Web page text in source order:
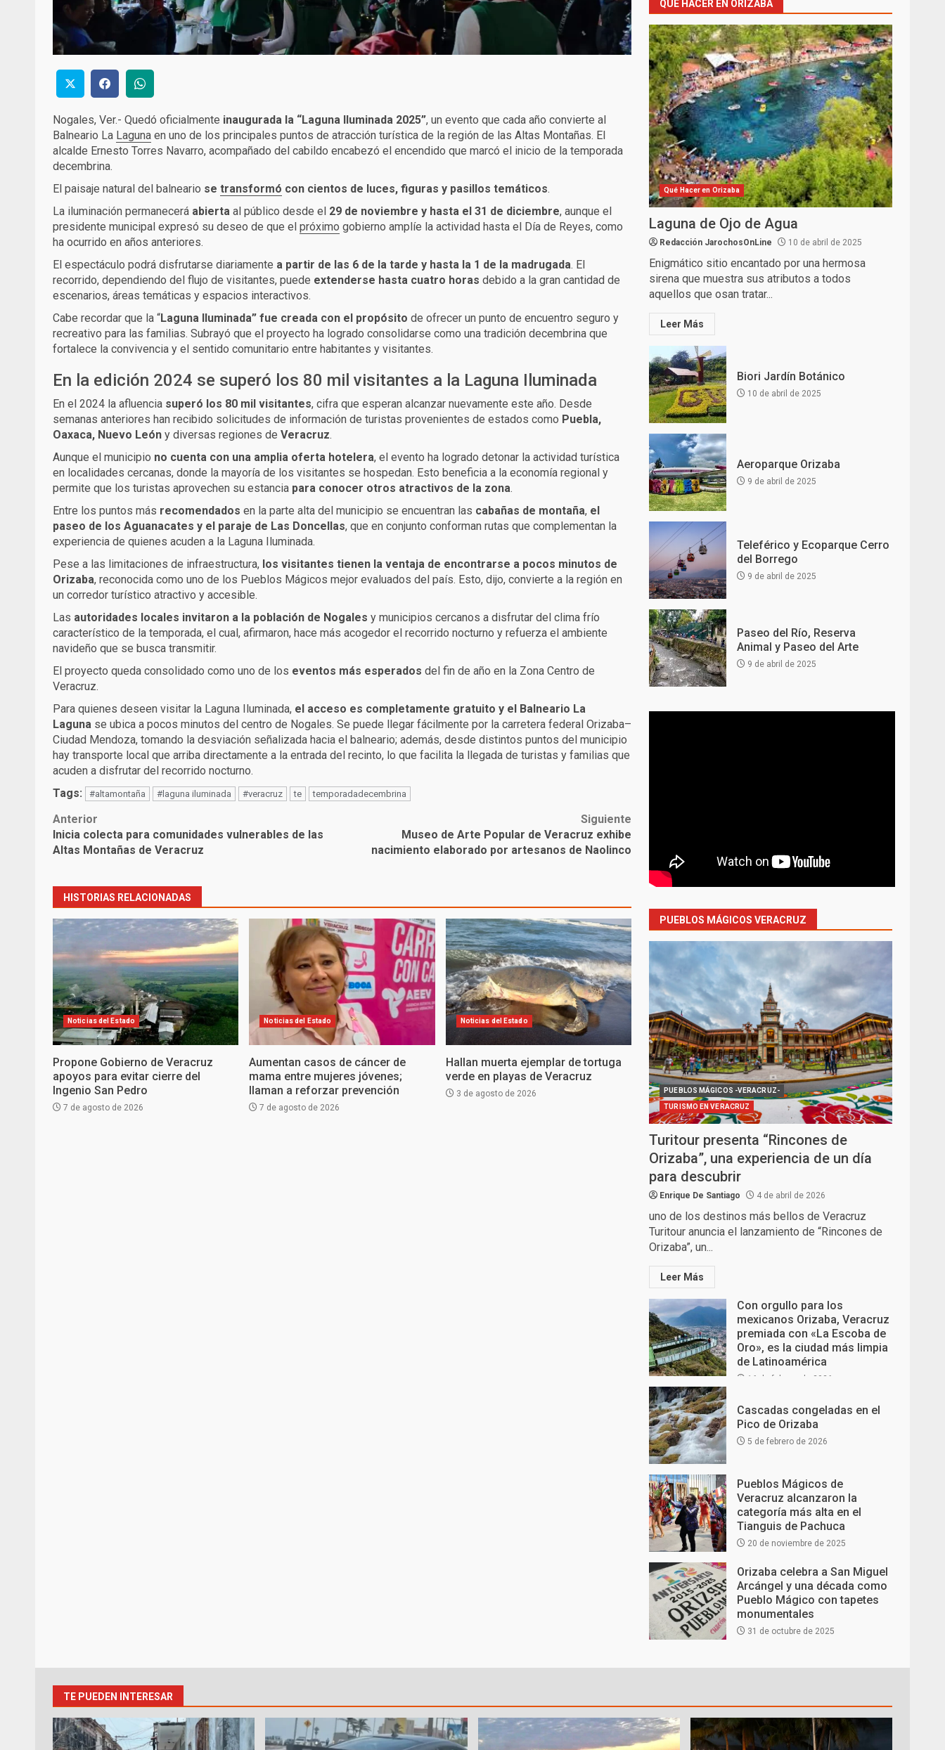
Nogales, Ver.- Quedó oficialmente inaugurada la “Laguna Iluminada 2025”, un evento que cada año convierte al
Balneario La Laguna en uno de los principales puntos de atracción turística de la región de las Altas Montañas. El
alcalde Ernesto Torres Navarro, acompañado del cabildo encabezó el encendido que marcó el inicio de la temporada
decembrina.
El paisaje natural del balneario se transformó con cientos de luces, figuras y pasillos temáticos.
La iluminación permanecerá abierta al público desde el 29 de noviembre y hasta el 31 de diciembre, aunque el
presidente municipal expresó su deseo de que el próximo gobierno amplíe la actividad hasta el Día de Reyes, como
ha ocurrido en años anteriores.
El espectáculo podrá disfrutarse diariamente a partir de las 6 de la tarde y hasta la 1 de la madrugada. El
recorrido, dependiendo del flujo de visitantes, puede extenderse hasta cuatro horas debido a la gran cantidad de
escenarios, áreas temáticas y espacios interactivos.
Cabe recordar que la “Laguna Iluminada” fue creada con el propósito de ofrecer un punto de encuentro seguro y
recreativo para las familias. Subrayó que el proyecto ha logrado consolidarse como una tradición decembrina que
fortalece la convivencia y el sentido comunitario entre habitantes y visitantes.
En la edición 2024 se superó los 80 mil visitantes a la Laguna Iluminada
En el 2024 la afluencia superó los 80 mil visitantes, cifra que esperan alcanzar nuevamente este año. Desde
semanas anteriores han recibido solicitudes de información de turistas provenientes de estados como Puebla,
Oaxaca, Nuevo León y diversas regiones de Veracruz.
Aunque el municipio no cuenta con una amplia oferta hotelera, el evento ha logrado detonar la actividad turística
en localidades cercanas, donde la mayoría de los visitantes se hospedan. Esto beneficia a la economía regional y
permite que los turistas aprovechen su estancia para conocer otros atractivos de la zona.
Entre los puntos más recomendados en la parte alta del municipio se encuentran las cabañas de montaña, el
paseo de los Aguanacates y el paraje de Las Doncellas, que en conjunto conforman rutas que complementan la
experiencia de quienes acuden a la Laguna Iluminada.
Pese a las limitaciones de infraestructura, los visitantes tienen la ventaja de encontrarse a pocos minutos de
Orizaba, reconocida como uno de los Pueblos Mágicos mejor evaluados del país. Esto, dijo, convierte a la región en
un corredor turístico atractivo y accesible.
Las autoridades locales invitaron a la población de Nogales y municipios cercanos a disfrutar del clima frío
característico de la temporada, el cual, afirmaron, hace más acogedor el recorrido nocturno y refuerza el ambiente
navideño que se busca transmitir.
El proyecto queda consolidado como uno de los eventos más esperados del fin de año en la Zona Centro de
Veracruz.
Para quienes deseen visitar la Laguna Iluminada, el acceso es completamente gratuito y el Balneario La
Laguna se ubica a pocos minutos del centro de Nogales. Se puede llegar fácilmente por la carretera federal Orizaba–
Ciudad Mendoza, tomando la desviación señalizada hacia el balneario; además, desde distintos puntos del municipio
hay transporte local que arriba directamente a la entrada del recinto, lo que facilita la llegada de turistas y familias que
acuden a disfrutar del recorrido nocturno.
Tags:
#altamontaña #laguna iluminada #veracruz te temporadadecembrina
Post
navigation
Anterior
Inicia colecta para comunidades vulnerables de las
Altas Montañas de Veracruz
Siguiente
Museo de Arte Popular de Veracruz exhibe
nacimiento elaborado por artesanos de Naolinco
HISTORIAS RELACIONADAS
Noticias del Estado
Propone Gobierno de Veracruz
apoyos para evitar cierre del
Ingenio San Pedro
7 de agosto de 2026
Noticias del Estado
Aumentan casos de cáncer de
mama entre mujeres jóvenes;
llaman a reforzar prevención
7 de agosto de 2026
Noticias del Estado
Hallan muerta ejemplar de tortuga
verde en playas de Veracruz
3 de agosto de 2026
QUÉ HACER EN ORIZABA
Qué Hacer en Orizaba
Laguna de Ojo de Agua
Redacción JarochosOnLine 10 de abril de 2025
Enigmático sitio encantado por una hermosa
sirena que muestra sus atributos a todos
aquellos que osan tratar...
Leer Más
Biori Jardín Botánico
10 de abril de 2025
Aeroparque Orizaba
9 de abril de 2025
Teleférico y Ecoparque Cerro
del Borrego
9 de abril de 2025
Paseo del Río, Reserva
Animal y Paseo del Arte
9 de abril de 2025
PUEBLOS MÁGICOS VERACRUZ
PUEBLOS MÁGICOS -VERACRUZ-
TURISMO EN VERACRUZ
Turitour presenta “Rincones de
Orizaba”, una experiencia de un día
para descubrir
Enrique De Santiago 4 de abril de 2026
uno de los destinos más bellos de Veracruz
Turitour anuncia el lanzamiento de “Rincones de
Orizaba”, un...
Leer Más
Con orgullo para los
mexicanos Orizaba, Veracruz
premiada con «La Escoba de
Oro», es la ciudad más limpia
de Latinoamérica
16 de febrero de 2026
Cascadas congeladas en el
Pico de Orizaba
5 de febrero de 2026
Pueblos Mágicos de
Veracruz alcanzaron la
categoría más alta en el
Tianguis de Pachuca
20 de noviembre de 2025
Orizaba celebra a San Miguel
Arcángel y una década como
Pueblo Mágico con tapetes
monumentales
31 de octubre de 2025
TE PUEDEN INTERESAR